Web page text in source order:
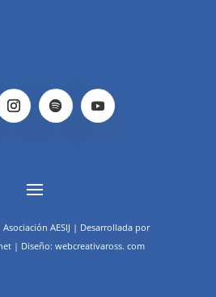
AESIJ | Desarrollada por
| Diseño: webcreativaross. com